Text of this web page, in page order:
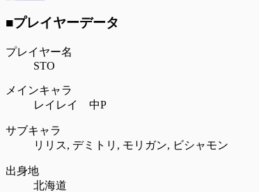
■プレイヤーデータ
プレイヤー名
STO
メインキャラ
レイレイ 中P
サブキャラ
リリス, デミトリ, モリガン, ビシャモン
出身地
北海道